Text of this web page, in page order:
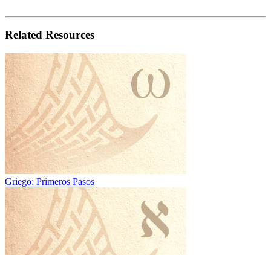
Related Resources
Griego: Primeros Pasos